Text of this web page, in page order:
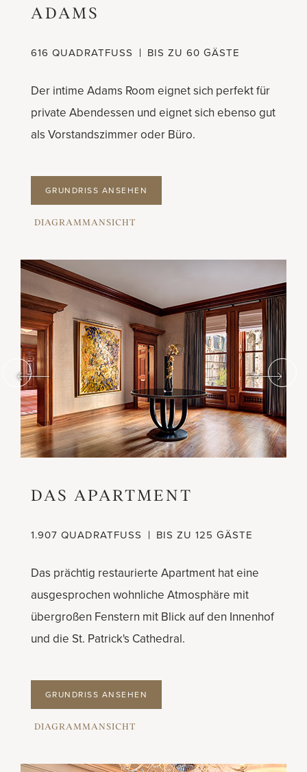
ADAMS
616 QUADRATFUSS BIS ZU 60 GÄSTE
Der intime Adams Room eignet sich perfekt für
private Abendessen und eignet sich ebenso gut
als Vorstandszimmer oder Büro.
GRUNDRISS ANSEHEN
DIAGRAMMANSICHT
DAS APARTMENT
1.907 QUADRATFUSS BIS ZU 125 GÄSTE
Das prächtig restaurierte Apartment hat eine
ausgesprochen wohnliche Atmosphäre mit
übergroßen Fenstern mit Blick auf den Innenhof
und die St. Patrick's Cathedral.
GRUNDRISS ANSEHEN
DIAGRAMMANSICHT